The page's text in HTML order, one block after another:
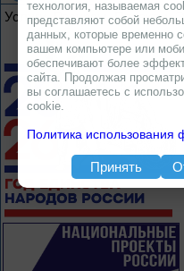
Услуги Ресурсы Проекты
технология, называемая
представляют собой
данных, которые временно
вашем компьютере или
обеспечивают более
сайта. Продолжая
вы соглашаетесь с
cookie.
Политика использования
Принять